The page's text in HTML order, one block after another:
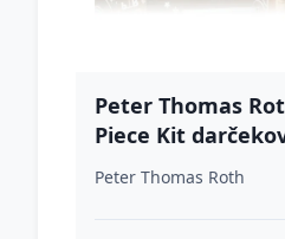
Peter Thomas
Piece Kit
Peter Thomas Roth